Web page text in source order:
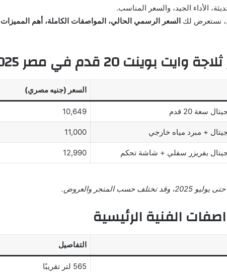
الأداء الجيد، والسعر المناسب.
نستعرض لك السعر الرسمي الحالي، المواصفات الكاملة، أهم المميزات
وايت بوينت 20 قدم في مصر 2025
السعر (جنيه مصري)
سعة 20 قدم 10,649
+ مبرد مياه خارجي 11,000
بفريزر سفلي + شاشة تحكم 12,990
حسب المتجر والعروض.
الفنية الرئيسية
التفاصيل
565 لتر تقريبًا